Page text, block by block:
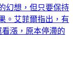
幻想，但只要保持
。艾菲爾指出，有
漲，原本停滯的